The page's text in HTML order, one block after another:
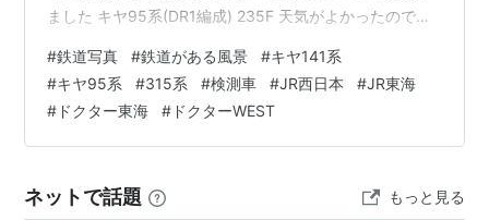
ました キヤ95系(DR1編成) 235F 天気がよかったので後
(C116編成) 撮影はこれで終わりです 最後までご覧いただ
きありがとうございました。
#鉄道写真 #鉄道がある風景 #キヤ141系
#キヤ95系 #315系 #検測車 #JR西日本 #JR東海
# ドクター東海 # ドクターWEST
ネットで話題 もっと見る